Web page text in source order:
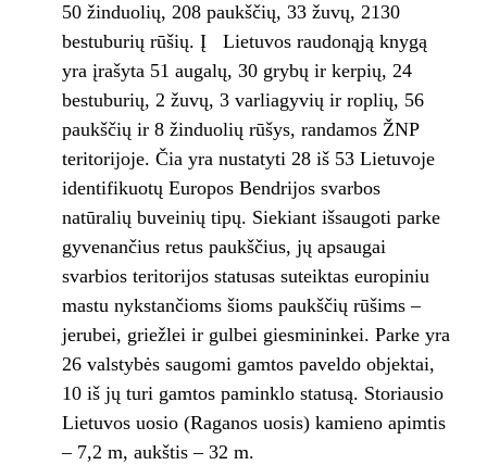
50 žinduolių, 208 paukščių, 33 žuvų, 2130
bestuburių rūšių. Į Lietuvos raudonąją knygą
yra įrašyta 51 augalų, 30 grybų ir kerpių, 24
bestuburių, 2 žuvų, 3 varliagyvių ir roplių, 56
paukščių ir 8 žinduolių rūšys, randamos ŽNP
teritorijoje. Čia yra nustatyti 28 iš 53 Lietuvoje
identifikuotų Europos Bendrijos svarbos
natūralių buveinių tipų. Siekiant išsaugoti parke
gyvenančius retus paukščius, jų apsaugai
svarbios teritorijos statusas suteiktas europiniu
mastu nykstančioms šioms paukščių rūšims –
jerubei, griežlei ir gulbei giesmininkei. Parke yra
26 valstybės saugomi gamtos paveldo objektai,
10 iš jų turi gamtos paminklo statusą. Storiausio
Lietuvos uosio (Raganos uosis) kamieno apimtis
– 7,2 m, aukštis – 32 m.